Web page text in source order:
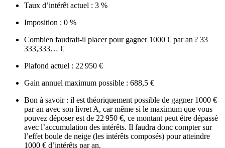
Taux d’intérêt actuel : 3 %
Imposition : 0 %
Combien faudrait-il placer pour gagner 1000 € par an ? 33
333,333… €
Plafond actuel : 22 950 €
Gain annuel maximum possible : 688,5 €
Bon à savoir : il est théoriquement possible de gagner 1000 €
par an avec son livret A, car même si le maximum que vous
pouvez déposer est de 22 950 €, ce montant peut être dépassé
avec l’accumulation des intérêts. Il faudra donc compter sur
l’effet boule de neige (les intérêts composés) pour atteindre
1000 € d’intérêts par an.